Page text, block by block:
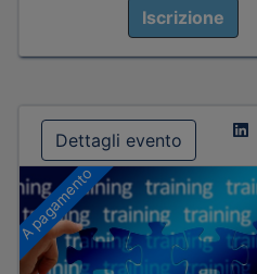
Iscrizione
Dettagli evento
A pagamento